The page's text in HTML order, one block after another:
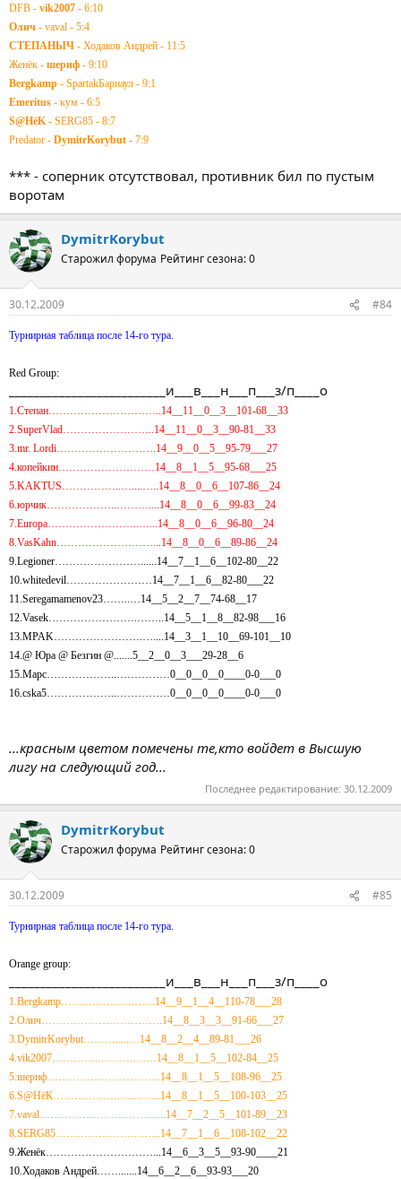
DFB - vik2007 - 6:10
Олич - vaval - 5:4
СТЕПАНЫЧ - Ходаков Андрей - 11:5
Женёк - шериф - 9:10
Bergkamp - SpartakБарнаул - 9:1
Emeritus - кум - 6:5
S@HёK - SERG85 - 8:7
Predator - DymitrKorybut - 7:9
*** - соперник отсутствовал, противник бил по пустым
воротам
DymitrKorybut
Старожил форума Рейтинг сезона: 0
30.12.2009 #84
Турнирная таблица после 14-го тура.
Red Group:
_________________________и___в___н___п___з/п____о
1.Степан…………………………..14__11__0__3__101-68__33
2.SuperVlad……………………..14__11__0__3__90-81__33
3.mr. Lordi……………………….14__9__0__5__95-79___27
4.копейкин………………………14__8__1__5__95-68___25
5.KAKTUS……………..…....…..14__8__0__6__107-86__24
6.юрчик………………..………....14__8__0__6__99-83__24
7.Europa……………………..…...14__8__0__6__96-80__24
8.VasKahn………………………...14__8__0__6__89-86__24
9.Legioner……………………......14__7__1__6__102-80__22
10.whitedevil……………………14__7__1__6__82-80___22
11.Seregamamenov23……..…14__5__2__7__74-68__17
12.Vasek…………………….……..14__5__1__8__82-98___16
13.MPAK…………………….…....14__3__1__10__69-101__10
14.@ Юра @ Безгин @.......5__2__0__3___29-28__6
15.Марс………………..……………0__0__0__0____0-0___0
16.cska5………………..……………0__0__0__0____0-0___0
...красным цветом помечены те,кто войдет в Высшую
лигу на следующий год...
Последнее редактирование: 30.12.2009
DymitrKorybut
Старожил форума Рейтинг сезона: 0
30.12.2009 #85
Турнирная таблица после 14-го тура.
Orange group:
_________________________и___в___н___п___з/п____о
1.Bergkamp…….………….…….14__9__1__4__110-78___28
2.Олич…………………………….14__8__3__3__91-66___27
3.DymitrKorybut……….....…14__8__2__4__89-81___26
4.vik2007………….……….….…14__8__1__5__102-84__25
5.шериф…………………………..14__8__1__5__108-96__25
6.S@HёК……………….….……..14__8__1__5__100-103__25
7.vaval……………………………...14__7__2__5__101-89__23
8.SERG85………………….……..14__7__1__6__108-102__22
9.Женёк…………………………...14__6__3__5__93-90____21
10.Ходаков Андрей…….......14__6__2__6__93-93___20